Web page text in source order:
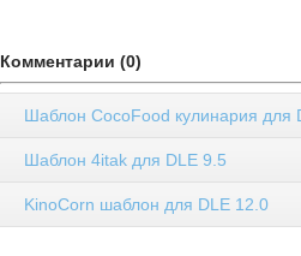
Комментарии (0)
Шаблон CocoFood кулинария для
Шаблон 4itak для DLE 9.5
KinoCorn шаблон для DLE 12.0